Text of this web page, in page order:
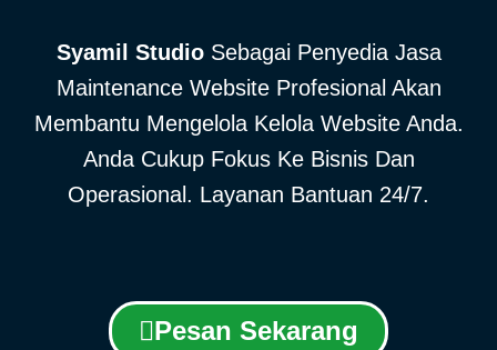
Syamil StudioSebagai Penyedia Jasa
Maintenance Website Profesional Akan
Membantu Mengelola Kelola Website Anda.
Anda Cukup Fokus Ke Bisnis Dan
Operasional. Layanan Bantuan 24/7.
Pesan Sekarang